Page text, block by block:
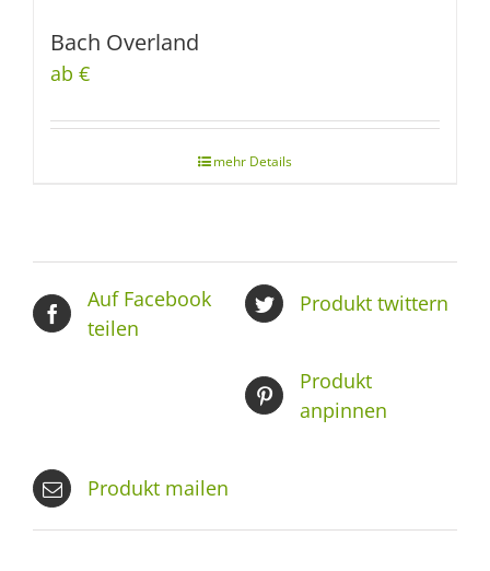
Bach Overland
ab €
Auf Facebook
teilen
Produkt twittern
Produkt
anpinnen
Produkt mailen